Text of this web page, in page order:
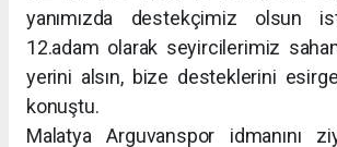
yanımızda destekçimiz olsun
12.adam olarak seyircilerimiz
yerini alsın, bize desteklerini
konuştu.
Malatya Arguvanspor idmanını